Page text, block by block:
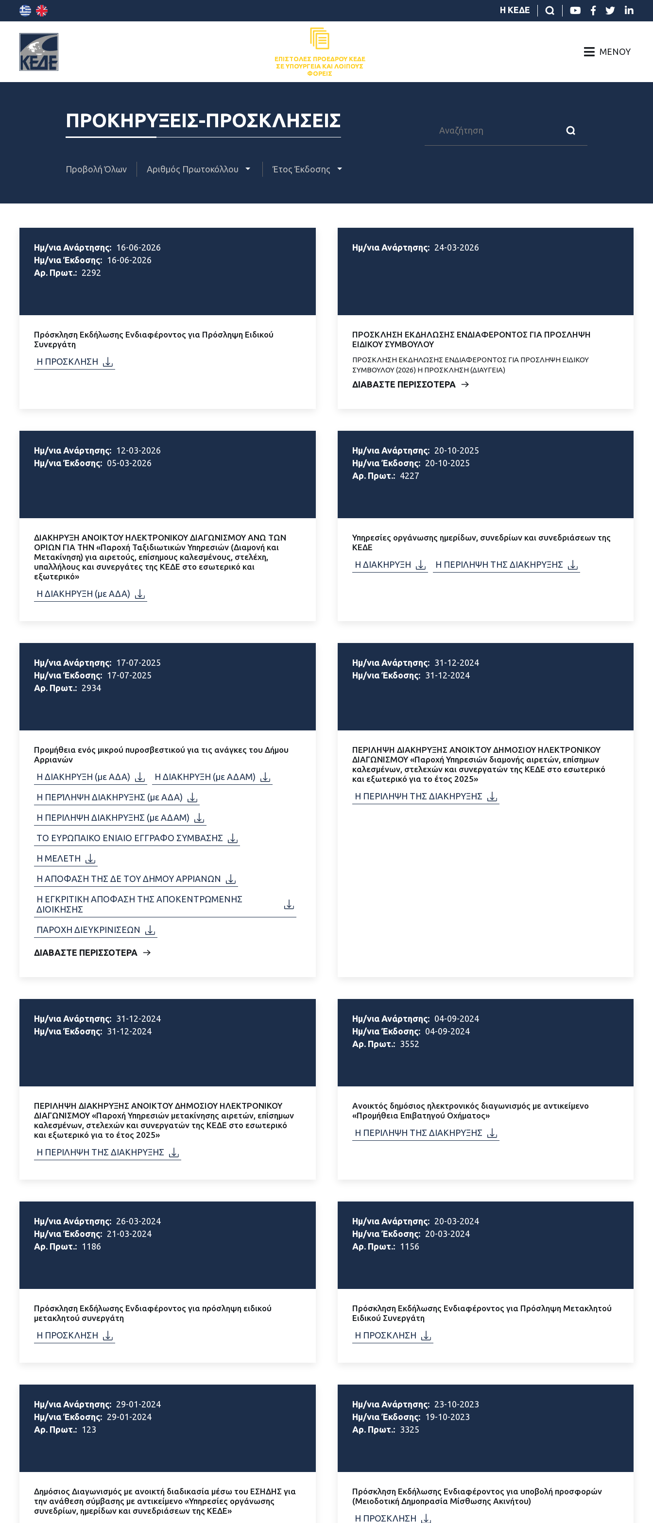
Η ΚΕΔΕ
ΕΠΙΣΤΟΛΈΣ ΠΡΟΈΔΡΟΥ ΚΕΔΕ
ΣΕ ΥΠΟΥΡΓΕΊΑ ΚΑΙ ΛΟΙΠΟΎΣ
ΦΟΡΕΊΣ
ΜΕΝΟΎ
ΠΡΟΚΗΡΥΞΕΙΣ-ΠΡΟΣΚΛΗΣΕΙΣ
Προβολή Όλων Αριθμός Πρωτοκόλλου Έτος Έκδοσης
Ημ/νια Ανάρτησης: 16-06-2026
Ημ/νια Έκδοσης: 16-06-2026
Αρ. Πρωτ.: 2292
Πρόσκληση Εκδήλωσης Ενδιαφέροντος για Πρόσληψη Ειδικού
Συνεργάτη
Η ΠΡΟΣΚΛΗΣΗ
Ημ/νια Ανάρτησης: 24-03-2026
ΠΡΟΣΚΛΗΣΗ ΕΚΔΗΛΩΣΗΣ ΕΝΔΙΑΦΕΡΟΝΤΟΣ ΓΙΑ ΠΡΟΣΛΗΨΗ
ΕΙΔΙΚΟΥ ΣΥΜΒΟΥΛΟΥ
ΠΡΟΣΚΛΗΣΗ ΕΚΔΗΛΩΣΗΣ ΕΝΔΙΑΦΕΡΟΝΤΟΣ ΓΙΑ ΠΡΟΣΛΗΨΗ ΕΙΔΙΚΟΥ
ΣΥΜΒΟΥΛΟΥ (2026) Η ΠΡΟΣΚΛΗΣΗ (ΔΙΑΥΓΕΙΑ)
ΔΙΑΒΑΣΤΕ ΠΕΡΙΣΣΟΤΕΡΑ
Ημ/νια Ανάρτησης: 12-03-2026
Ημ/νια Έκδοσης: 05-03-2026
ΔΙΑΚΗΡΥΞΗ ΑΝΟΙΚΤΟΥ ΗΛΕΚΤΡΟΝΙΚΟΥ ΔΙΑΓΩΝΙΣΜΟΥ ΑΝΩ ΤΩΝ
ΟΡΙΩΝ ΓΙΑ ΤΗΝ «Παροχή Ταξιδιωτικών Υπηρεσιών (Διαμονή και
Μετακίνηση) για αιρετούς, επίσημους καλεσμένους, στελέχη,
υπαλλήλους και συνεργάτες της ΚΕΔΕ στο εσωτερικό και
εξωτερικό»
Η ΔΙΑΚΗΡΥΞΗ (με ΑΔΑ)
Ημ/νια Ανάρτησης: 20-10-2025
Ημ/νια Έκδοσης: 20-10-2025
Αρ. Πρωτ.: 4227
Υπηρεσίες οργάνωσης ημερίδων, συνεδρίων και συνεδριάσεων της
ΚΕΔΕ
Η ΔΙΑΚΗΡΥΞΗ Η ΠΕΡΙΛΗΨΗ ΤΗΣ ΔΙΑΚΗΡΥΞΗΣ
Ημ/νια Ανάρτησης: 17-07-2025
Ημ/νια Έκδοσης: 17-07-2025
Αρ. Πρωτ.: 2934
Προμήθεια ενός μικρού πυροσβεστικού για τις ανάγκες του Δήμου
Αρριανών
Η ΔΙΑΚΗΡΥΞΗ (με ΑΔΑ) Η ΔΙΑΚΗΡΥΞΗ (με ΑΔΑΜ)
Η ΠΕΡΊΛΗΨΗ ΔΙΑΚΗΡΥΞΗΣ (με ΑΔΑ)
Η ΠΕΡΙΛΗΨΗ ΔΙΑΚΗΡΥΞΗΣ (με ΑΔΑΜ)
ΤΟ ΕΥΡΩΠΑΙΚΟ ΕΝΙΑΙΟ ΕΓΓΡΑΦΟ ΣΥΜΒΑΣΗΣ
Η ΜΕΛΕΤΗ
Η ΑΠΟΦΑΣΗ ΤΗΣ ΔΕ ΤΟΥ ΔΗΜΟΥ ΑΡΡΙΑΝΩΝ
Η ΕΓΚΡΙΤΙΚΗ ΑΠΟΦΑΣΗ ΤΗΣ ΑΠΟΚΕΝΤΡΩΜΕΝΗΣ
ΔΙΟΙΚΗΣΗΣ
ΠΑΡΟΧΗ ΔΙΕΥΚΡΙΝΙΣΕΩΝ
ΔΙΑΒΑΣΤΕ ΠΕΡΙΣΣΟΤΕΡΑ
Ημ/νια Ανάρτησης: 31-12-2024
Ημ/νια Έκδοσης: 31-12-2024
ΠΕΡΙΛΗΨΗ ΔΙΑΚΗΡΥΞΗΣ ΑΝΟΙΚΤΟΥ ΔΗΜΟΣΙΟΥ ΗΛΕΚΤΡΟΝΙΚΟΥ
ΔΙΑΓΩΝΙΣΜΟΥ «Παροχή Υπηρεσιών διαμονής αιρετών, επίσημων
καλεσμένων, στελεχών και συνεργατών της ΚΕΔΕ στο εσωτερικό
και εξωτερικό για το έτος 2025»
Η ΠΕΡΙΛΗΨΗ ΤΗΣ ΔΙΑΚΗΡΥΞΗΣ
Ημ/νια Ανάρτησης: 31-12-2024
Ημ/νια Έκδοσης: 31-12-2024
ΠΕΡΙΛΗΨΗ ΔΙΑΚΗΡΥΞΗΣ ΑΝΟΙΚΤΟΥ ΔΗΜΟΣΙΟΥ ΗΛΕΚΤΡΟΝΙΚΟΥ
ΔΙΑΓΩΝΙΣΜΟΥ «Παροχή Υπηρεσιών μετακίνησης αιρετών, επίσημων
καλεσμένων, στελεχών και συνεργατών της ΚΕΔΕ στο εσωτερικό
και εξωτερικό για το έτος 2025»
Η ΠΕΡΙΛΗΨΗ ΤΗΣ ΔΙΑΚΗΡΥΞΗΣ
Ημ/νια Ανάρτησης: 04-09-2024
Ημ/νια Έκδοσης: 04-09-2024
Αρ. Πρωτ.: 3552
Ανοικτός δημόσιος ηλεκτρονικός διαγωνισμός με αντικείμενο
«Προμήθεια Επιβατηγού Οχήματος»
Η ΠΕΡΙΛΗΨΗ ΤΗΣ ΔΙΑΚΗΡΥΞΗΣ
Ημ/νια Ανάρτησης: 26-03-2024
Ημ/νια Έκδοσης: 21-03-2024
Αρ. Πρωτ.: 1186
Πρόσκληση Εκδήλωσης Ενδιαφέροντος για πρόσληψη ειδικού
μετακλητού συνεργάτη
Η ΠΡΟΣΚΛΗΣΗ
Ημ/νια Ανάρτησης: 20-03-2024
Ημ/νια Έκδοσης: 20-03-2024
Αρ. Πρωτ.:
1156
Πρόσκληση Εκδήλωσης Ενδιαφέροντος για Πρόσληψη Μετακλητού
Ειδικού Συνεργάτη
Η ΠΡΟΣΚΛΗΣΗ
Ημ/νια Ανάρτησης: 29-01-2024
Ημ/νια Έκδοσης: 29-01-2024
Αρ. Πρωτ.: 123
Δημόσιος Διαγωνισμός με ανοικτή διαδικασία μέσω του ΕΣΗΔΗΣ για
την ανάθεση σύμβασης με αντικείμενο «Υπηρεσίες οργάνωσης
συνεδρίων, ημερίδων και συνεδριάσεων της ΚΕΔΕ»
Ημ/νια Ανάρτησης: 23-10-2023
Ημ/νια Έκδοσης:
19-10-2023
Αρ. Πρωτ.: 3325
Πρόσκληση Εκδήλωσης Ενδιαφέροντος για υποβολή προσφορών
(Μειοδοτική Δημοπρασία Μίσθωσης Ακινήτου)
Η ΠΡΟΣΚΛΗΣΗ